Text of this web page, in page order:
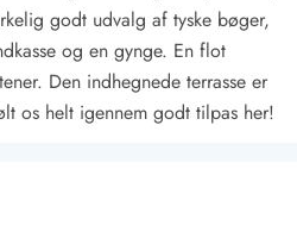
godt udvalg af tyske bøger,
og en gynge. En flot
Den indhegnede terrasse er
os helt igennem godt tilpas her!